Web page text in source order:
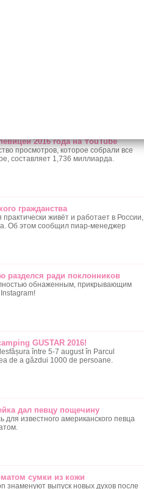
от Radar Online $100 млн за
портал Radar Online неоправданно
насилии.
на недавнем снимке
на безымянном пальце Эда кольцо,
2016 года на YouTube
просмотров, которое собрали все
составляет 1,736 миллиарда.
гражданства
живёт и работает в России,
Об этом сообщил пиар-менеджер
разделся ради поклонников
обнаженным, прикрывающим
GUSTAR 2016!
între 5-7 august în Parcul
de a găzdui 1000 de persoane.
дал певцу пощечину
известного американского певца
сумки из кожи
выпуск новых духов после